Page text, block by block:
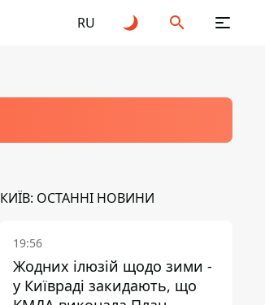
RU
КИЇВ: ОСТАННІ НОВИНИ
19:56
Жодних ілюзій щодо зими -
у Київраді закидають, що